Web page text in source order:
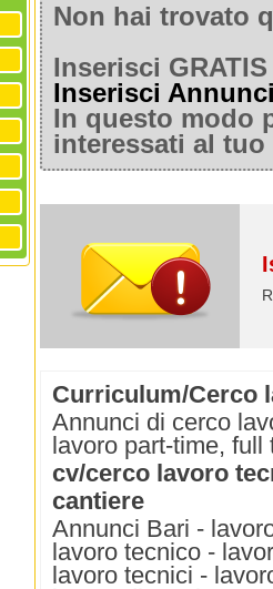
Non hai trovato
Inserisci
Inserisci
In questo modo
interessati al
Curriculum/Cerco
Annunci di cerco
lavoro part-time,
cv/cerco lavoro
cantiere
Annunci Bari -
lavoro tecnico -
lavoro tecnici -